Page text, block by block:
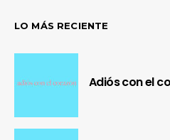
LO MÁS RECIENTE
Adiós con el